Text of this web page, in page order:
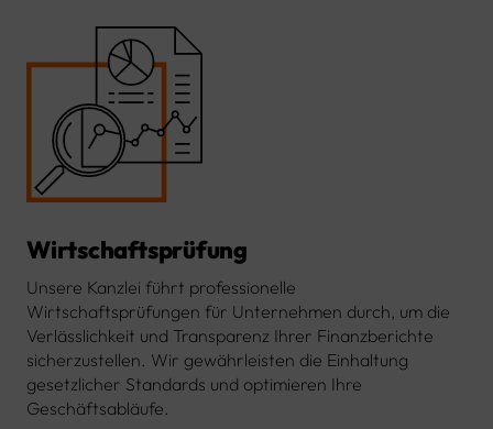
Wirtschaftsprüfung
Unsere Kanzlei führt professionelle
Wirtschaftsprüfungen für Unternehmen durch, um die
Verlässlichkeit und Transparenz Ihrer Finanzberichte
sicherzustellen. Wir gewährleisten die Einhaltung
gesetzlicher Standards und optimieren Ihre
Geschäftsabläufe.